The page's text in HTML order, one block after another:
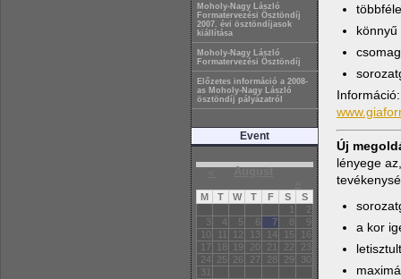
Moholy-Nagy László
Formatervezési Ösztöndíj
2007. évi ösztöndíjasok
kiállítása
Moholy-Nagy László
Formatervezési Ösztöndíj
Előzetes információ a 2008-
as Moholy-Nagy László
ösztöndíj pályázatról
Event
« August
M T W T F S
S
1
2
3
4 5 6 7 8
9
10
11 12 13 14 15
16
17
18 19 20 21 22
23
24
25 26 27 28 29
30
31
Új
lényege
a kor